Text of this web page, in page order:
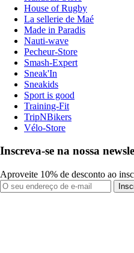
House of Rugby
La sellerie de Maé
Made in Paradis
Nauti-wave
Pecheur-Store
Smash-Expert
Sneak'In
Sneakids
Sport is good
Training-Fit
TripNBikers
Vélo-Store
Inscreva-se na nossa
Aproveite 10% de desconto ao